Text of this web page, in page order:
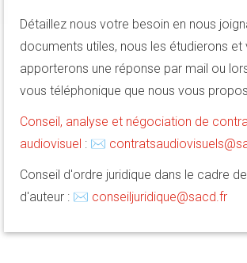
Détaillez nous votre besoin en nous
documents utiles, nous les étudierons et
apporterons une réponse par mail ou
vous téléphonique que nous vous
Conseil, analyse et négociation de
audiovisuel : ✉
Conseil d'ordre juridique dans le cadre
d'auteur : ✉ conseiljuridique@sacd.fr